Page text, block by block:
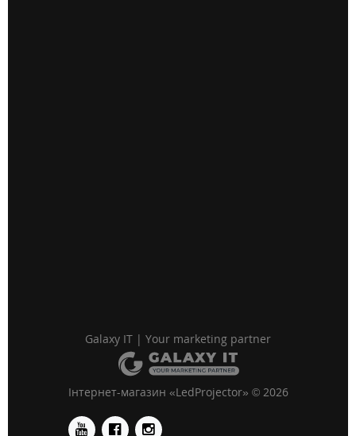
Інтернет-магазин «LedProjector» © 2026
Galaxy IT | Your marketing partner